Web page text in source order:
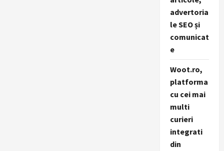
advertoria
le SEO și
comunicat
e
Woot.ro,
platforma
cu cei mai
multi
curieri
integrati
din